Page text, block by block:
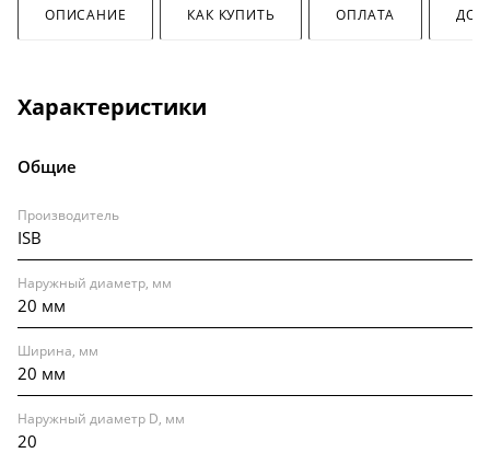
ОПИСАНИЕ КАК КУПИТЬ ОПЛАТА
Характеристики
Общие
Производитель
ISB
Наружный диаметр, мм
20 мм
Ширина, мм
20 мм
Наружный диаметр D, мм
20